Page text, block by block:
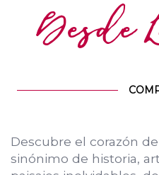
Desde
Descubre el corazón
sinónimo de historia,